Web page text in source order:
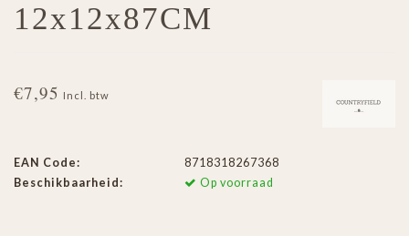
12x12x87CM
€7,95 Incl. btw
EAN Code:
8718318267368
Beschikbaarheid:
Op voorraad